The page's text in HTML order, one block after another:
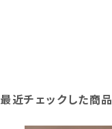
最近チェックした商品